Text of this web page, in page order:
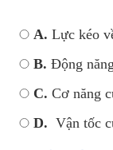
A. Lực kéo
B. Động
C. Cơ năng
D. Vận tốc